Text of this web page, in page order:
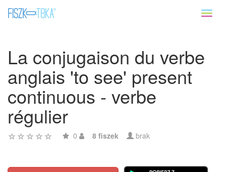
La conjugaison du verbe
anglais 'to see' present
continuous - verbe
régulier
0 8 fiszek brak